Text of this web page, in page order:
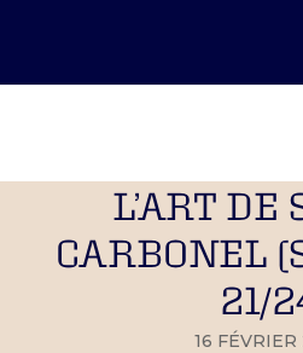
L’ART DE
CARBONEL
21/
16